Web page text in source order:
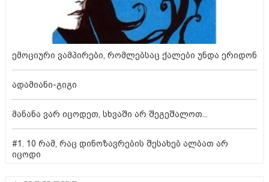
ემოციური ვამპირები, რომლებსაც ქალები უნდა ერიდონ
ადამიანი-გიგი
მანანა ვარ იცოდეთ, სხვაში არ შეგეშალოთ...
#1. 10 რამ, რაც დინოზავრების შესახებ ალბათ არ
იცოდი